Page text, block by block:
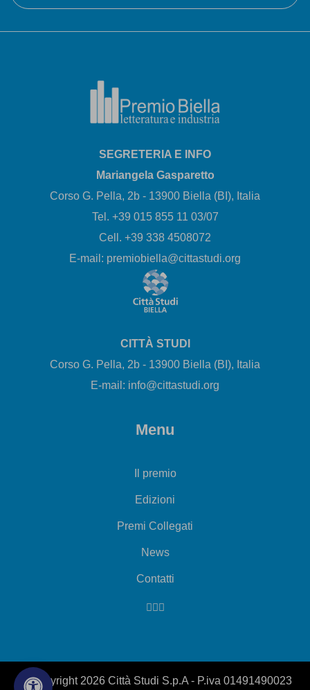
SEGRETERIA E INFO
Mariangela Gasparetto
Corso G. Pella, 2b - 13900 Biella (BI), Italia
Tel. +39 015 855 11 03/07
Cell. +39 338 4508072
E-mail: premiobiella@cittastudi.org
CITTÀ STUDI
Corso G. Pella, 2b - 13900 Biella (BI), Italia
E-mail: info@cittastudi.org
Menu
Il premio
Edizioni
Premi Collegati
News
Contatti
© Copyright 2026 Città Studi S.p.A - P.iva 01491490023